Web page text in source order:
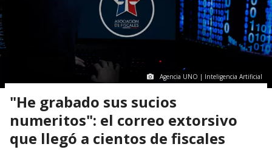
Agencia UNO | Inteligencia Artificial
"He grabado sus sucios
numeritos": el correo extorsivo
que llegó a cientos de fiscales